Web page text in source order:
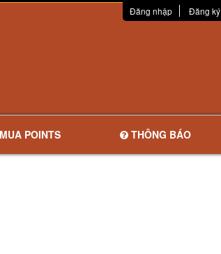
Đăng nhập Đăng ký
MUA POINTS THÔNG BÁO